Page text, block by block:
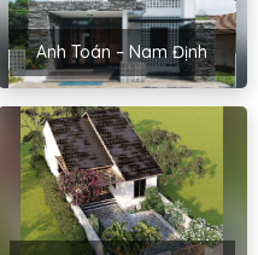
Anh Toán – Nam Định